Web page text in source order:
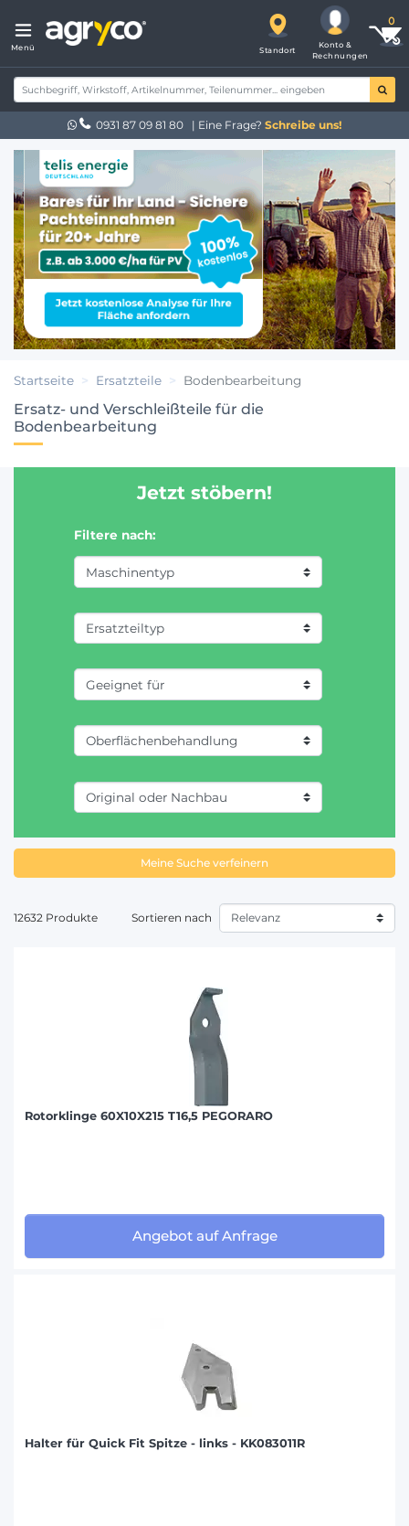
Menü Standort
Konto &
Rechnungen
0931 87 09 81 80 | Eine Frage? Schreibe uns!
Startseite Ersatzteile Bodenbearbeitung
Ersatz- und Verschleißteile für die
Bodenbearbeitung
Jetzt stöbern!
Filtere nach:
Meine Suche verfeinern
12632 Produkte Sortieren nach
Rotorklinge 60X10X215 T16,5 PEGORARO
Angebot auf Anfrage
Halter für Quick Fit Spitze - links - KK083011R